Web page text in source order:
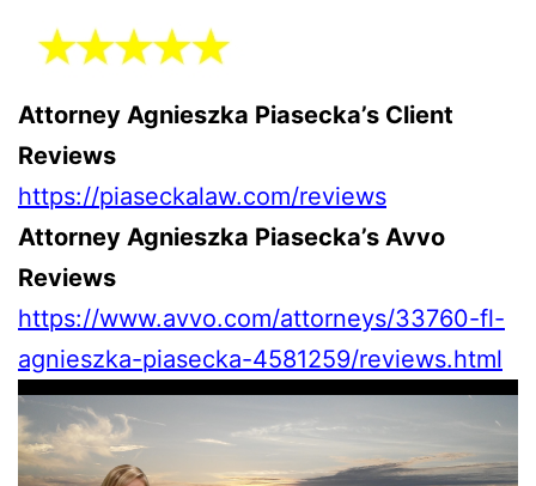
Attorney Agnieszka Piasecka’s Client
Reviews
https://piaseckalaw.com/reviews
Attorney Agnieszka Piasecka’s Avvo
Reviews
https://www.avvo.com/attorneys/33760-fl-
agnieszka-piasecka-4581259/reviews.html